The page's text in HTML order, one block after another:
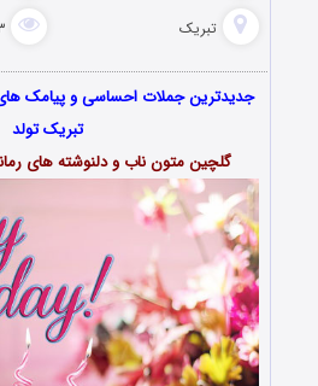
تبریک
جدیدترین جملات احساسی و پیامک
تبریک تولد
گلچین متون ناب و دلنوشته های